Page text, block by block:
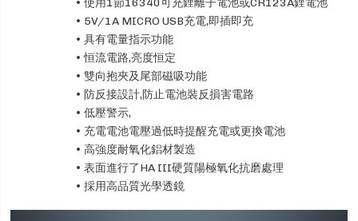
• 5V/1A MICRO USB充電,即插即充
• 具有電量指示功能
• 恒流電路,亮度恒定
• 雙向抱夾及尾部磁吸功能
• 防反接設計,防止電池裝反損害電路
• 低壓警示,
• 充電電池電壓過低時提醒充電或更換電池
• 高強度耐氧化鋁材製造
• 表面進行了HA III硬質陽極氧化抗磨處理
• 採用高品質光學透鏡